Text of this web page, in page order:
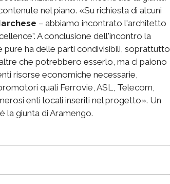
nel piano. «Su richiesta di alcuni
– abbiamo incontrato l'architetto
A conclusione dell'incontro la
pure ha delle parti condivisibili, soprattutto
che potrebbero esserlo, ma ci paiono
risorse economiche necessarie,
quali Ferrovie, ASL, Telecom,
enti locali inseriti nel progetto». Un
la giunta di Aramengo.